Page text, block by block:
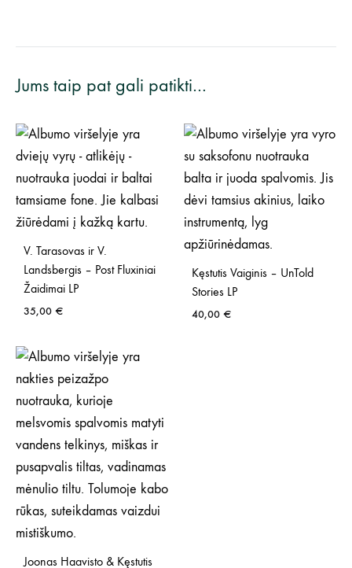
Jums taip pat gali patikti…
V. Tarasovas ir V.
Landsbergis – Post Fluxiniai
Žaidimai LP
35,00 €
Kęstutis Vaiginis – UnTold
Stories LP
40,00 €
Joonas Haavisto & Kęstutis